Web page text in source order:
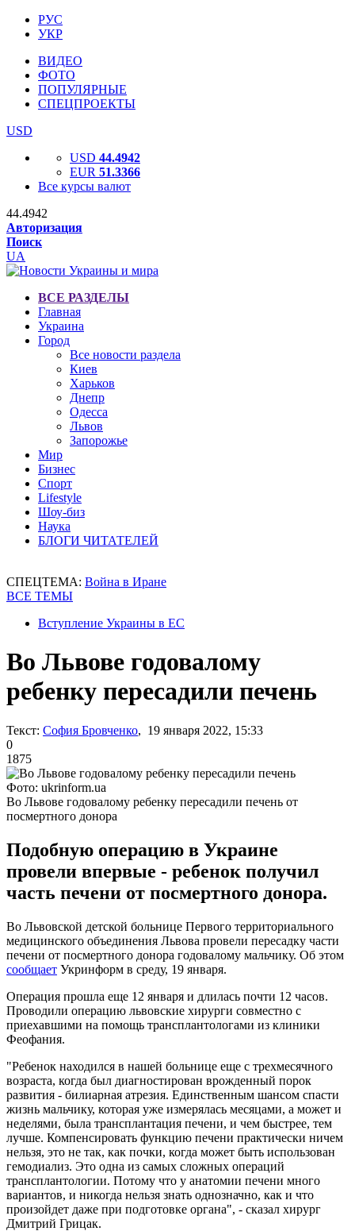
РУС
УКР
ВИДЕО
ФОТО
ПОПУЛЯРНЫЕ
СПЕЦПРОЕКТЫ
USD
USD 44.4942
EUR 51.3366
Все курсы валют
44.4942
Авторизация
Поиск
UA
ВСЕ РАЗДЕЛЫ
Главная
Украина
Город
Все новости раздела
Киев
Харьков
Днепр
Одесса
Львов
Запорожье
Мир
Бизнес
Спорт
Lifestyle
Шоу-биз
Наука
БЛОГИ ЧИТАТЕЛЕЙ
СПЕЦТЕМА: Война в Иране
ВСЕ ТЕМЫ
Вступление Украины в ЕС
Во Львове годовалому
ребенку пересадили печень
Текст: София Бровченко, 19 января 2022, 15:33
0
1875
Фото: ukrinform.ua
Во Львове годовалому ребенку пересадили печень от
посмертного донора
Подобную операцию в Украине
провели впервые - ребенок получил
часть печени от посмертного донора.
Во Львовской детской больнице Первого территориального
медицинского объединения Львова провели пересадку части
печени от посмертного донора годовалому мальчику. Об этом
сообщает Укринформ в среду, 19 января.
Операция прошла еще 12 января и длилась почти 12 часов.
Проводили операцию львовские хирурги совместно с
приехавшими на помощь трансплантологами из клиники
Феофания.
"Ребенок находился в нашей больнице еще с трехмесячного
возраста, когда был диагностирован врожденный порок
развития - билиарная атрезия. Единственным шансом спасти
жизнь мальчику, которая уже измерялась месяцами, а может и
неделями, была трансплантация печени, и чем быстрее, тем
лучше. Компенсировать функцию печени практически ничем
нельзя, это не так, как почки, когда может быть использован
гемодиализ. Это одна из самых сложных операций
трансплантологии. Потому что у анатомии печени много
вариантов, и никогда нельзя знать однозначно, как и что
произойдет даже при подготовке органа", - сказал хирург
Дмитрий Грицак.